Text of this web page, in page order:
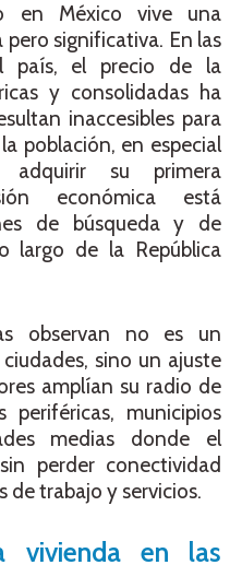
en México vive una
significativa. En las
país, el precio de la
y consolidadas ha
inaccesibles para
población, en especial
adquirir su primera
económica está
de búsqueda y de
largo de la República
observan no es un
sino un ajuste
amplían su radio de
periféricas, municipios
medias donde el
perder conectividad
de trabajo y servicios.
vivienda en las